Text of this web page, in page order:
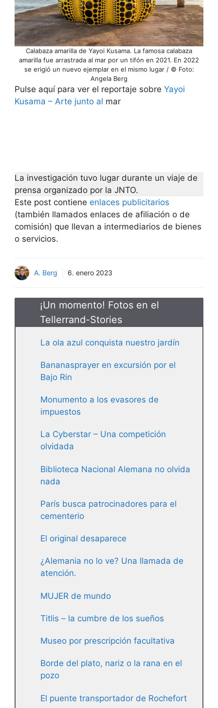
Calabaza amarilla de Yayoi Kusama. La famosa calabaza
amarilla fue arrastrada al mar por un tifón en 2021. En 2022
se erigió un nuevo ejemplar en el mismo lugar / © Foto:
Angela Berg
Pulse aquí para ver el reportaje sobre Yayoi
Kusama – Arte junto al mar
La investigación tuvo lugar durante un viaje de
prensa organizado por la JNTO.
Este post contiene enlaces publicitarios
(también llamados enlaces de afiliación o de
comisión) que llevan a intermediarios de bienes
o servicios.
A. Berg 6. enero 2023
¡Un momento! Fotos en el
Tellerrand-Stories
La ola azul conquista nuestro jardín
Bananasprayer en excursión por el
Bajo Rin
Monumento a los evasores de
impuestos
La Cyberstar – Una competición
olvidada
Biblioteca Nacional Alemana no olvida
nada
París busca patrocinadores para el
cementerio
El original desaparece
¿Alemania no lo ve? Una llamada de
atención.
MUJER de mundo
Titlis – la cumbre de los sueños
Museo por prescripción facultativa
Borde del plato, nariz o la rana en el
pozo
El puente transportador de Rochefort